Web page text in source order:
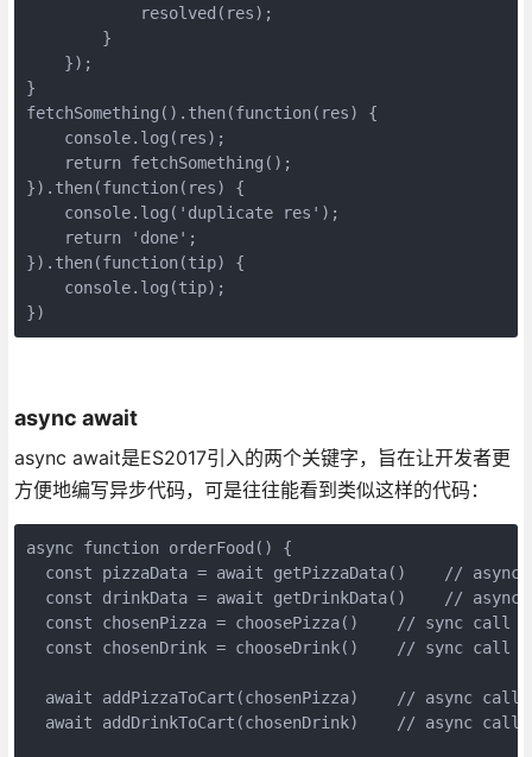
            resolved(res);
        }
    });
}
fetchSomething().then(function(res) {
    console.log(res);
    return fetchSomething();
}).then(function(res) {
    console.log('duplicate res');
    return 'done';
}).then(function(tip) {
    console.log(tip);
})
async await
async await是ES2017引入的两个关键字，旨在让开发者更
方便地编写异步代码，可是往往能看到类似这样的代码：
async function orderFood() {
const pizzaData = await getPizzaData()    // async
const drinkData = await getDrinkData()    // async
  const chosenPizza = choosePizza()    // sync call
  const chosenDrink = chooseDrink()    // sync call
  await addPizzaToCart(chosenPizza)    // async call
  await addDrinkToCart(chosenDrink)    // async call